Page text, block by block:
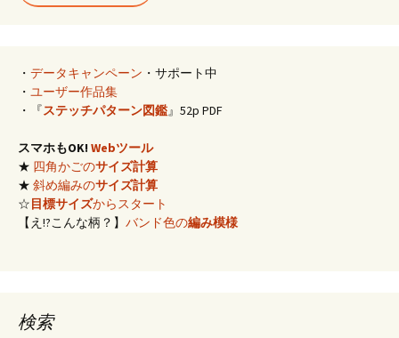
・ データキャンペーン ・サポート中
・ ユーザー作品集
・『ステッチパターン図鑑』52p PDF
スマホもOK! Webツール
★ 四角かごのサイズ計算
★ 斜め編みのサイズ計算
☆目標サイズからスタート
【え!?こんな柄？】 バンド色の編み模様
検索